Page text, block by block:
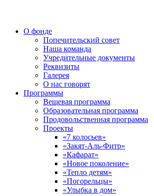
О фонде
Попечительский совет
Наша команда
Учредительные документы
Реквизиты
Галерея
О нас говорят
Программы
Вещевая программа
Образовательная программа
Продовольственная программа
Проекты
«7 колосьев»
«Закят-Аль-Фитр»
«Кафарат»
«Новое поколение»
«Тепло детям»
«Погорельцы»
«Улыбка в дом»